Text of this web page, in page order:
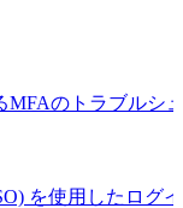
MFAのトラブルシ
を使用したログ